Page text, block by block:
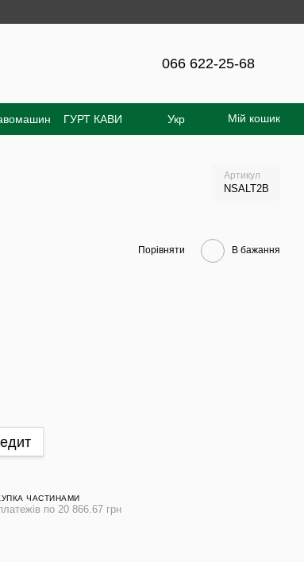
066 622-25-68
ГУРТ КАВИ
про магазин
Укр Мій кошик
Артикул
NSALT2B
Порівняти В бажання
ЧАСТИНАМИ
по 20 866.67 грн